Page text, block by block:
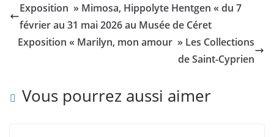
Exposition » Mimosa, Hippolyte Hentgen « du 7
février au 31 mai 2026 au Musée de Céret
Exposition « Marilyn, mon amour » Les Collections
de Saint-Cyprien
Vous pourrez aussi aimer